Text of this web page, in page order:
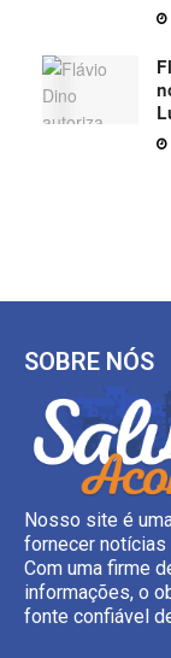
SOBRE NÓS
Nosso site é
fornecer notícias
Com uma firme
informações, o
fonte confiável